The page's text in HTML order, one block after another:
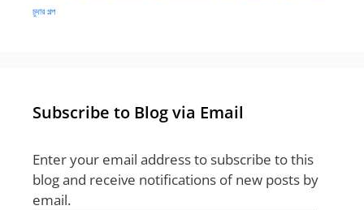
চুদার গল্প
Subscribe to Blog via Email
Enter your email address to subscribe to this
blog and receive notifications of new posts by
email.